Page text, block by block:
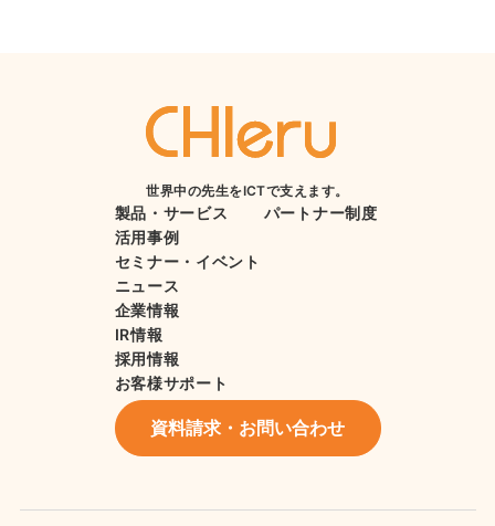
世界中の先生をICTで支えます。
製品・サービス
活用事例
セミナー・イベント
ニュース
企業情報
IR情報
採用情報
お客様サポート
パートナー制度
資料請求・お問い合わせ